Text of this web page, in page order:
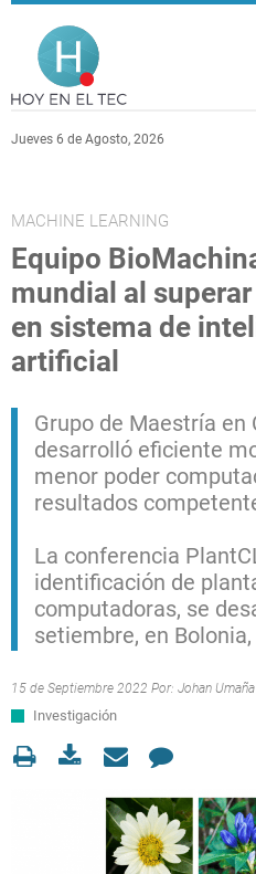
Pasar al contenido principal
Jueves 6 de Agosto, 2026
MACHINE LEARNING
Equipo
mundial al
en sistema de
artificial
Grupo de Maestría en
desarrolló eficiente
menor poder
resultados
La conferencia
identificación de
computadoras, se
setiembre, en
15 de Septiembre 2022 Por: Johan
Investigación